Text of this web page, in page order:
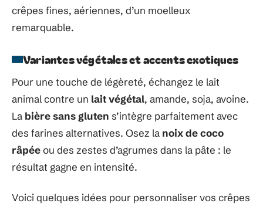
crêpes fines, aériennes, d’un moelleux
remarquable.
Variantes végétales et accents exotiques
Pour une touche de légèreté, échangez le lait
animal contre un lait végétal, amande, soja, avoine.
La bière sans gluten s’intègre parfaitement avec
des farines alternatives. Osez la noix de coco
râpéeou des zestes d’agrumes dans la pâte : le
résultat gagne en intensité.
Voici quelques idées pour personnaliser vos crêpes